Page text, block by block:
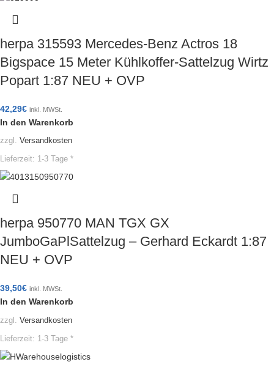
herpa 315593 Mercedes-Benz Actros 18
Bigspace 15 Meter Kühlkoffer-Sattelzug Wirtz
Popart 1:87 NEU + OVP
42,29€ inkl. MWSt.
In den Warenkorb
zzgl. Versandkosten
Lieferzeit: 1-3 Tage *
herpa 950770 MAN TGX GX
JumboGaPlSattelzug – Gerhard Eckardt 1:87
NEU + OVP
39,50€ inkl. MWSt.
In den Warenkorb
zzgl. Versandkosten
Lieferzeit: 1-3 Tage *